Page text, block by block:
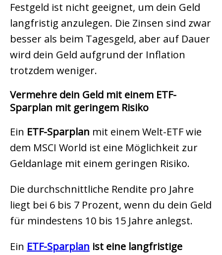
Festgeld ist nicht geeignet, um dein Geld
langfristig anzulegen. Die Zinsen sind zwar
besser als beim Tagesgeld, aber auf Dauer
wird dein Geld aufgrund der Inflation
trotzdem weniger.
Vermehre dein Geld mit einem ETF-
Sparplan mit geringem Risiko
Ein ETF-Sparplan mit einem Welt-ETF wie
dem MSCI World ist eine Möglichkeit zur
Geldanlage mit einem geringen Risiko.
Die durchschnittliche Rendite pro Jahre
liegt bei 6 bis 7 Prozent, wenn du dein Geld
für mindestens 10 bis 15 Jahre anlegst.
Ein ETF-Sparplan ist eine langfristige